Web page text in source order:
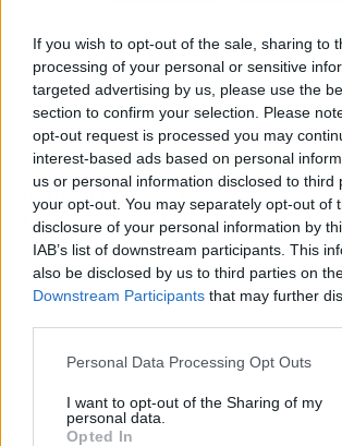
If you wish to opt-out of the sale, sharing to
processing of your personal or sensitive
targeted advertising by us, please use the
section to confirm your selection. Please
opt-out request is processed you may
interest-based ads based on personal
us or personal information disclosed to third
your opt-out. You may separately opt-out of
disclosure of your personal information by
IAB’s list of downstream participants. This
also be disclosed by us to third parties on
Downstream Participants that may further
Personal Data Processing Opt Outs
I want to opt-out of the Sharing of my
personal data.
Opted In
ARTÍCULO ANTERIOR
80 KILOS: EL FICHAJE
OCULTO QUE ESTÁ
PREPARANDO EL REAL
MADRID
DEL